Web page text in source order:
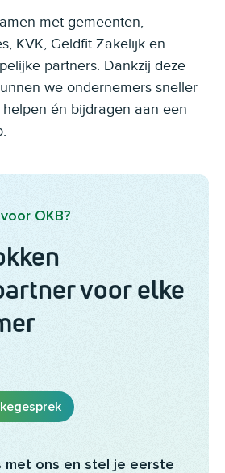
met gemeenten,
KVK, Geldfit Zakelijk en
partners. Dankzij deze
we ondernemers sneller
én bijdragen aan een
OKB?
voor elke
met ons en stel je eerste